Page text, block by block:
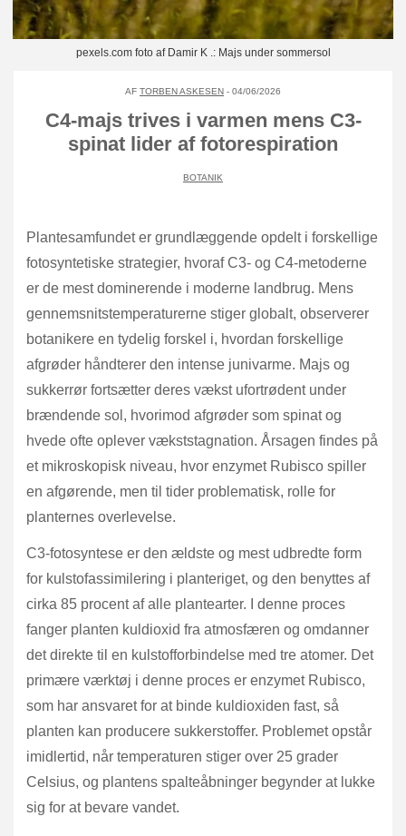
pexels.com foto af Damir K .: Majs under sommersol
AF TORBEN ASKESEN - 04/06/2026
C4-majs trives i varmen mens C3-
spinat lider af fotorespiration
BOTANIK
Plantesamfundet er grundlæggende opdelt i forskellige
fotosyntetiske strategier, hvoraf C3- og C4-metoderne
er de mest dominerende i moderne landbrug. Mens
gennemsnitstemperaturerne stiger globalt, observerer
botanikere en tydelig forskel i, hvordan forskellige
afgrøder håndterer den intense junivarme. Majs og
sukkerrør fortsætter deres vækst ufortrødent under
brændende sol, hvorimod afgrøder som spinat og
hvede ofte oplever vækststagnation. Årsagen findes på
et mikroskopisk niveau, hvor enzymet Rubisco spiller
en afgørende, men til tider problematisk, rolle for
planternes overlevelse.
C3-fotosyntese er den ældste og mest udbredte form
for kulstofassimilering i planteriget, og den benyttes af
cirka 85 procent af alle plantearter. I denne proces
fanger planten kuldioxid fra atmosfæren og omdanner
det direkte til en kulstofforbindelse med tre atomer. Det
primære værktøj i denne proces er enzymet Rubisco,
som har ansvaret for at binde kuldioxiden fast, så
planten kan producere sukkerstoffer. Problemet opstår
imidlertid, når temperaturen stiger over 25 grader
Celsius, og plantens spalteåbninger begynder at lukke
sig for at bevare vandet.